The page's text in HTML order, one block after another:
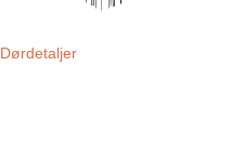
Dørdetaljer